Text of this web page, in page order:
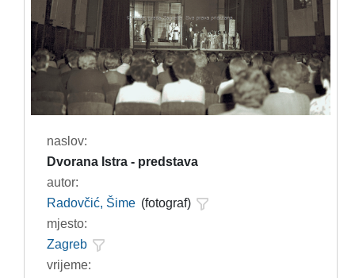
naslov:
Dvorana Istra - predstava
autor:
Radovčić, Šime (fotograf)
mjesto:
Zagreb
vrijeme: